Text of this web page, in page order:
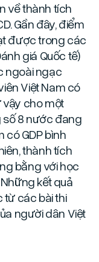
về thành tích
Gần đây, điểm
được trong các
giá Quốc tế)
ngoài ngạc
Việt Nam có
cho một
số 8 nước đang
có GDP bình
thành tích
bằng với học
kết quả
từ các bài thi
người dân Việt